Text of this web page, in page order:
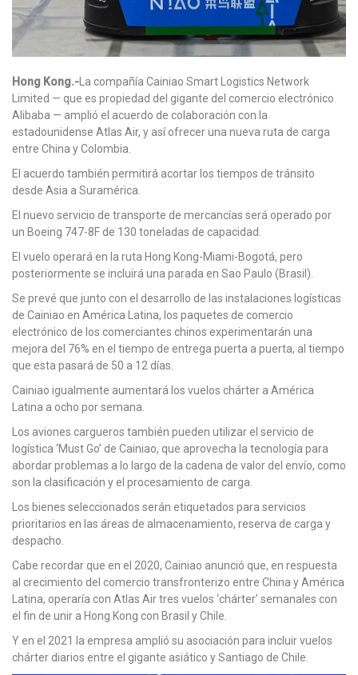
Hong Kong.- La compañía Cainiao Smart Logistics Network
Limited — que es propiedad del gigante del comercio electrónico
Alibaba — amplió el acuerdo de colaboración con la
estadounidense Atlas Air, y así ofrecer una nueva ruta de carga
entre China y Colombia.
El acuerdo también permitirá acortar los tiempos de tránsito
desde Asia a Suramérica.
El nuevo servicio de transporte de mercancías será operado por
un Boeing 747-8F de 130 toneladas de capacidad.
El vuelo operará en la ruta Hong Kong-Miami-Bogotá, pero
posteriormente se incluirá una parada en Sao Paulo (Brasil).
Se prevé que junto con el desarrollo de las instalaciones logísticas
de Cainiao en América Latina, los paquetes de comercio
electrónico de los comerciantes chinos experimentarán una
mejora del 76% en el tiempo de entrega puerta a puerta, al tiempo
que esta pasará de 50 a 12 días.
Cainiao igualmente aumentará los vuelos chárter a América
Latina a ocho por semana.
Los aviones cargueros también pueden utilizar el servicio de
logística ‘Must Go’ de Cainiao, que aprovecha la tecnología para
abordar problemas a lo largo de la cadena de valor del envío, como
son la clasificación y el procesamiento de carga.
Los bienes seleccionados serán etiquetados para servicios
prioritarios en las áreas de almacenamiento, reserva de carga y
despacho.
Cabe recordar que en el 2020, Cainiao anunció que, en respuesta
al crecimiento del comercio transfronterizo entre China y América
Latina, operaría con Atlas Air tres vuelos ‘chárter’ semanales con
el fin de unir a Hong Kong con Brasil y Chile.
Y en el 2021 la empresa amplió su asociación para incluir vuelos
chárter diarios entre el gigante asiático y Santiago de Chile.